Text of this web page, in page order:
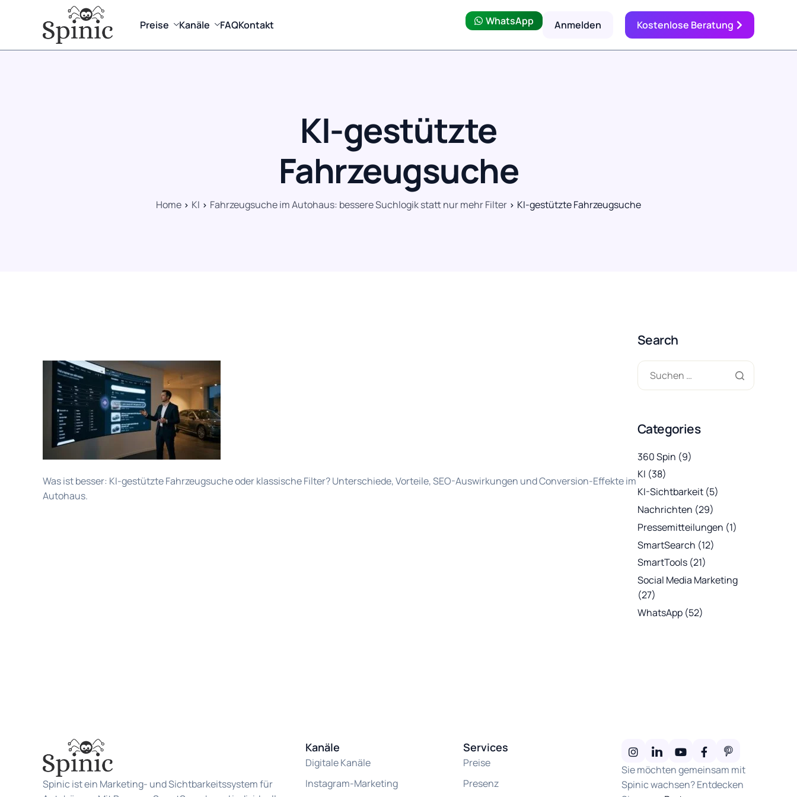
Preise Kanäle FAQKontakt WhatsApp Anmelden Kostenlose Beratung
KI-gestützte
Fahrzeugsuche
Home KI Fahrzeugsuche im Autohaus: bessere Suchlogik statt nur mehr Filter KI-gestützte Fahrzeugsuche
Was ist besser: KI-gestützte Fahrzeugsuche oder klassische Filter? Unterschiede, Vorteile, SEO-Auswirkungen und Conversion-Effekte im
Autohaus.
Search
Categories
360 Spin (9)
KI (38)
KI-Sichtbarkeit(5)
Nachrichten (29)
Pressemitteilungen (1)
SmartSearch (12)
SmartTools(21)
Social Media Marketing
(27)
WhatsApp(52)
Spinic ist ein Marketing- und Sichtbarkeitssystem für
Kanäle
Digitale Kanäle
Instagram-Marketing
Services
Preise
Presenz
Sie möchten gemeinsam mit
Spinic wachsen? Entdecken